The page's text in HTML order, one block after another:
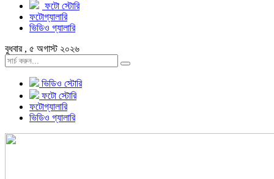
ফটো স্টোরি
ফটোগ্যালারি
ভিডিও গ্যালারি
বুধবার , ৫ অগাস্ট ২০২৬
ভিডিও স্টোরি
ফটো স্টোরি
ফটোগ্যালারি
ভিডিও গ্যালারি